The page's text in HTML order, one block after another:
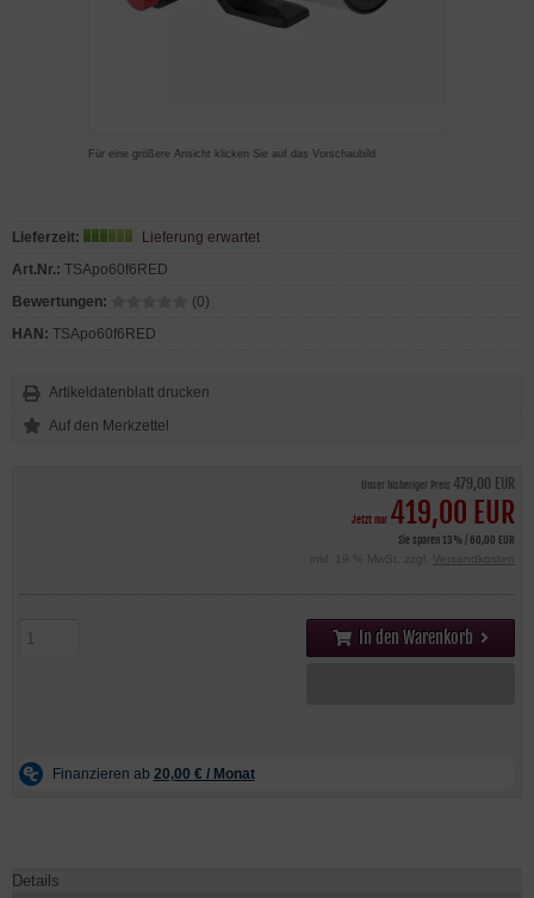
Für eine größere Ansicht klicken Sie auf das Vorschaubild
Unser bisheriger Preis 479,00 EUR
Jetzt nur 419,00 EUR
Sie sparen 13% / 60,00 EUR
inkl. 19 % MwSt. zzgl.
Versandkosten
In den Warenkorb
Lieferzeit:
Lieferung erwartet
Art.Nr.: TSApo60f6RED
Bewertungen:
(0)
HAN: TSApo60f6RED
Artikeldatenblatt drucken
Details